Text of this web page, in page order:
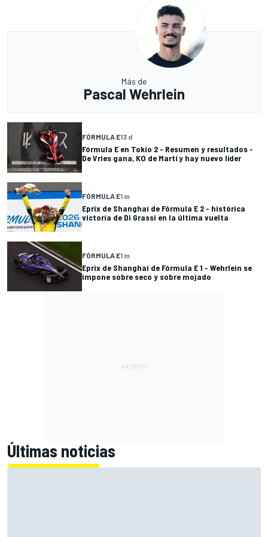
Más de
Pascal Wehrlein
FÓRMULA E13 d
Fórmula E en Tokio 2 - Resumen y resultados -
De Vries gana, KO de Martí y hay nuevo líder
FÓRMULA E1 m
Eprix de Shanghai de Fórmula E 2 - histórica
victoria de Di Grassi en la última vuelta
FÓRMULA E1 m
Eprix de Shanghai de Fórmula E 1 - Wehrlein se
impone sobre seco y sobre mojado
Últimas noticias